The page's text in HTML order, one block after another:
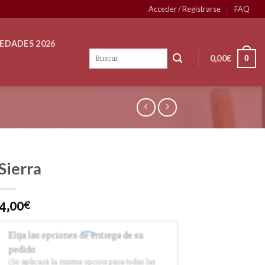
Acceder / Registrarse FAQ
2026
0,00€ 0
€
Elija las opciones de entrega de su
pedido
(Se aplicará la misma opción para todas las